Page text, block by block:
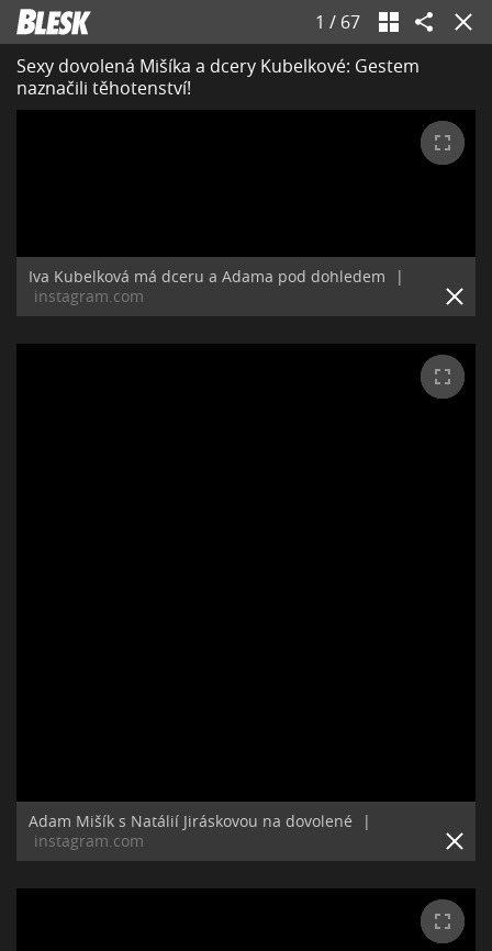
1 / 67
Sexy dovolená Mišíka a dcery Kubelkové: Gestem
naznačili těhotenství!
Iva Kubelková má dceru a Adama pod dohledem
|
instagram.com
Adam Mišík s Natálií Jiráskovou na dovolené
|
instagram.com